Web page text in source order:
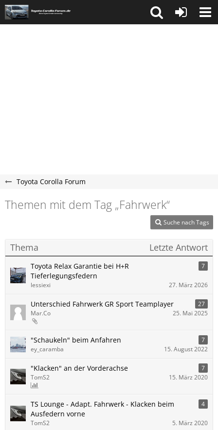
Toyota Corolla Forum
Themen mit dem Tag „Fahrwerk“
Suche nach Tags
Thema Letzte Antwort
Toyota Relax Garantie bei H+R
Tieferlegungsfedern
7
lessiexi 27. März 2026
Unterschied Fahrwerk GR Sport Teamplayer
27
Mar.Co
25. Mai 2025
"Schaukeln" beim Anfahren
7
ey_caramba
15. August 2022
"Klacken" an der Vorderachse
7
TomS2
15. März 2020
TS Lounge - Adapt. Fahrwerk - Klacken beim
Ausfedern vorne
4
TomS2 5. März 2020